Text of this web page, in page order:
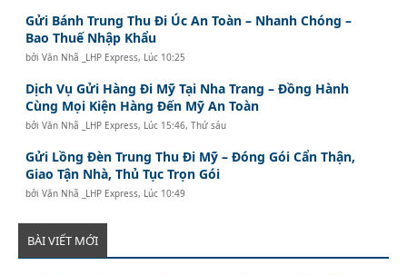
Gửi Bánh Trung Thu Đi Úc An Toàn – Nhanh Chóng –
Bao Thuế Nhập Khẩu
bởiVăn Nhã _LHP Express, Lúc 10:25
Dịch Vụ Gửi Hàng Đi Mỹ Tại Nha Trang – Đồng Hành
Cùng Mọi Kiện Hàng Đến Mỹ An Toàn
bởiVăn Nhã _LHP Express, Lúc 15:46, Thứ sáu
Gửi Lồng Đèn Trung Thu Đi Mỹ – Đóng Gói Cẩn Thận,
Giao Tận Nhà, Thủ Tục Trọn Gói
bởiVăn Nhã _LHP Express, Lúc 10:49
BÀI VIẾT MỚI